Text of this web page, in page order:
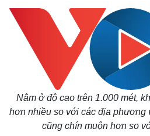
Nằm ở độ cao trên 1.000 mét,
hơn nhiều so với các địa phương
cũng chín muộn hơn so